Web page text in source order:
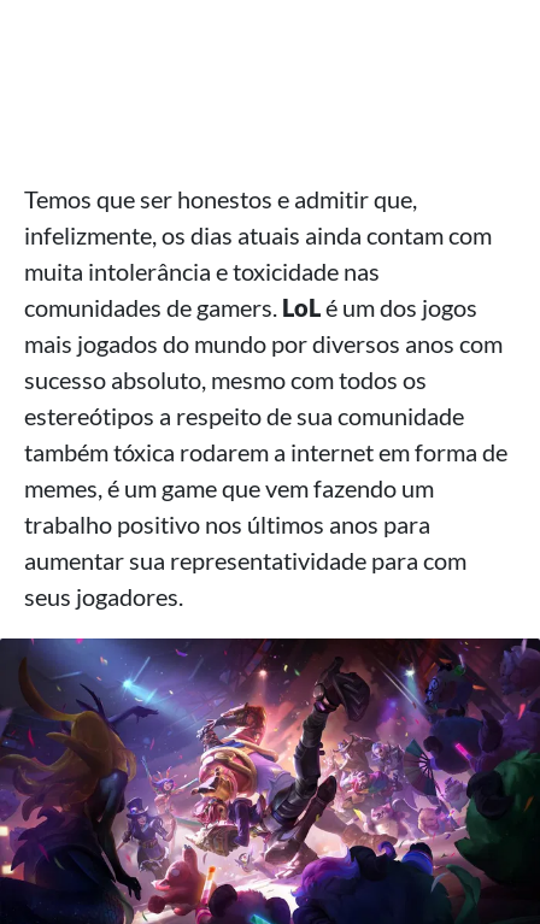
Temos que ser honestos e admitir que,
infelizmente, os dias atuais ainda contam com
muita intolerância e toxicidade nas
comunidades de gamers. LoLé um dos jogos
mais jogados do mundo por diversos anos com
sucesso absoluto, mesmo com todos os
estereótipos a respeito de sua comunidade
também tóxica rodarem a internet em forma de
memes, é um game que vem fazendo um
trabalho positivo nos últimos anos para
aumentar sua representatividade para com
seus jogadores.